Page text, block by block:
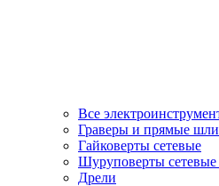
Все
Граверы и прямые
Гайковерты сетевые
Шуруповерты сетевые
Дрели